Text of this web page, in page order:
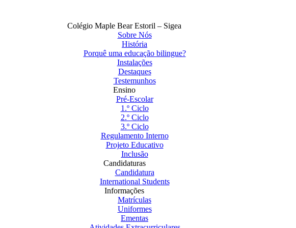
Colégio Maple Bear Estoril – Sigea
Sobre Nós
História
Porquê uma educação bilingue?
Instalações
Destaques
Testemunhos
Ensino
Pré-Escolar
1.º Ciclo
2.º Ciclo
3.º Ciclo
Regulamento Interno
Projeto Educativo
Inclusão
Candidaturas
Candidatura
International Students
Informações
Matrículas
Uniformes
Ementas